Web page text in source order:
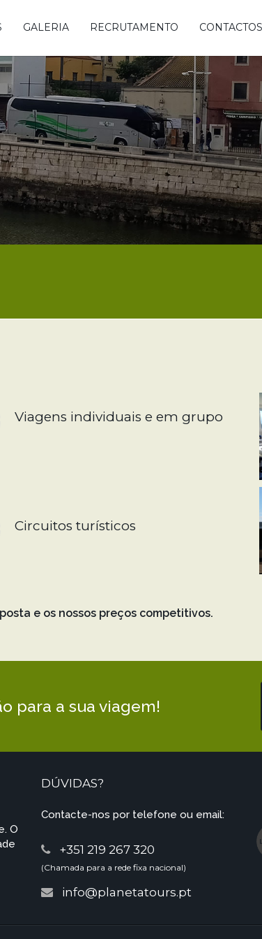
GALERIA RECRUTAMENTO CONTACTOS
Viagens individuais e em grupo
Circuitos turísticos
e os nossos preços competitivos.
para a sua viagem!
O
DÚVIDAS?
Contacte-nos por telefone ou email:
+351 219 267 320
(Chamada para a rede fixa nacional)
info@planetatours.pt